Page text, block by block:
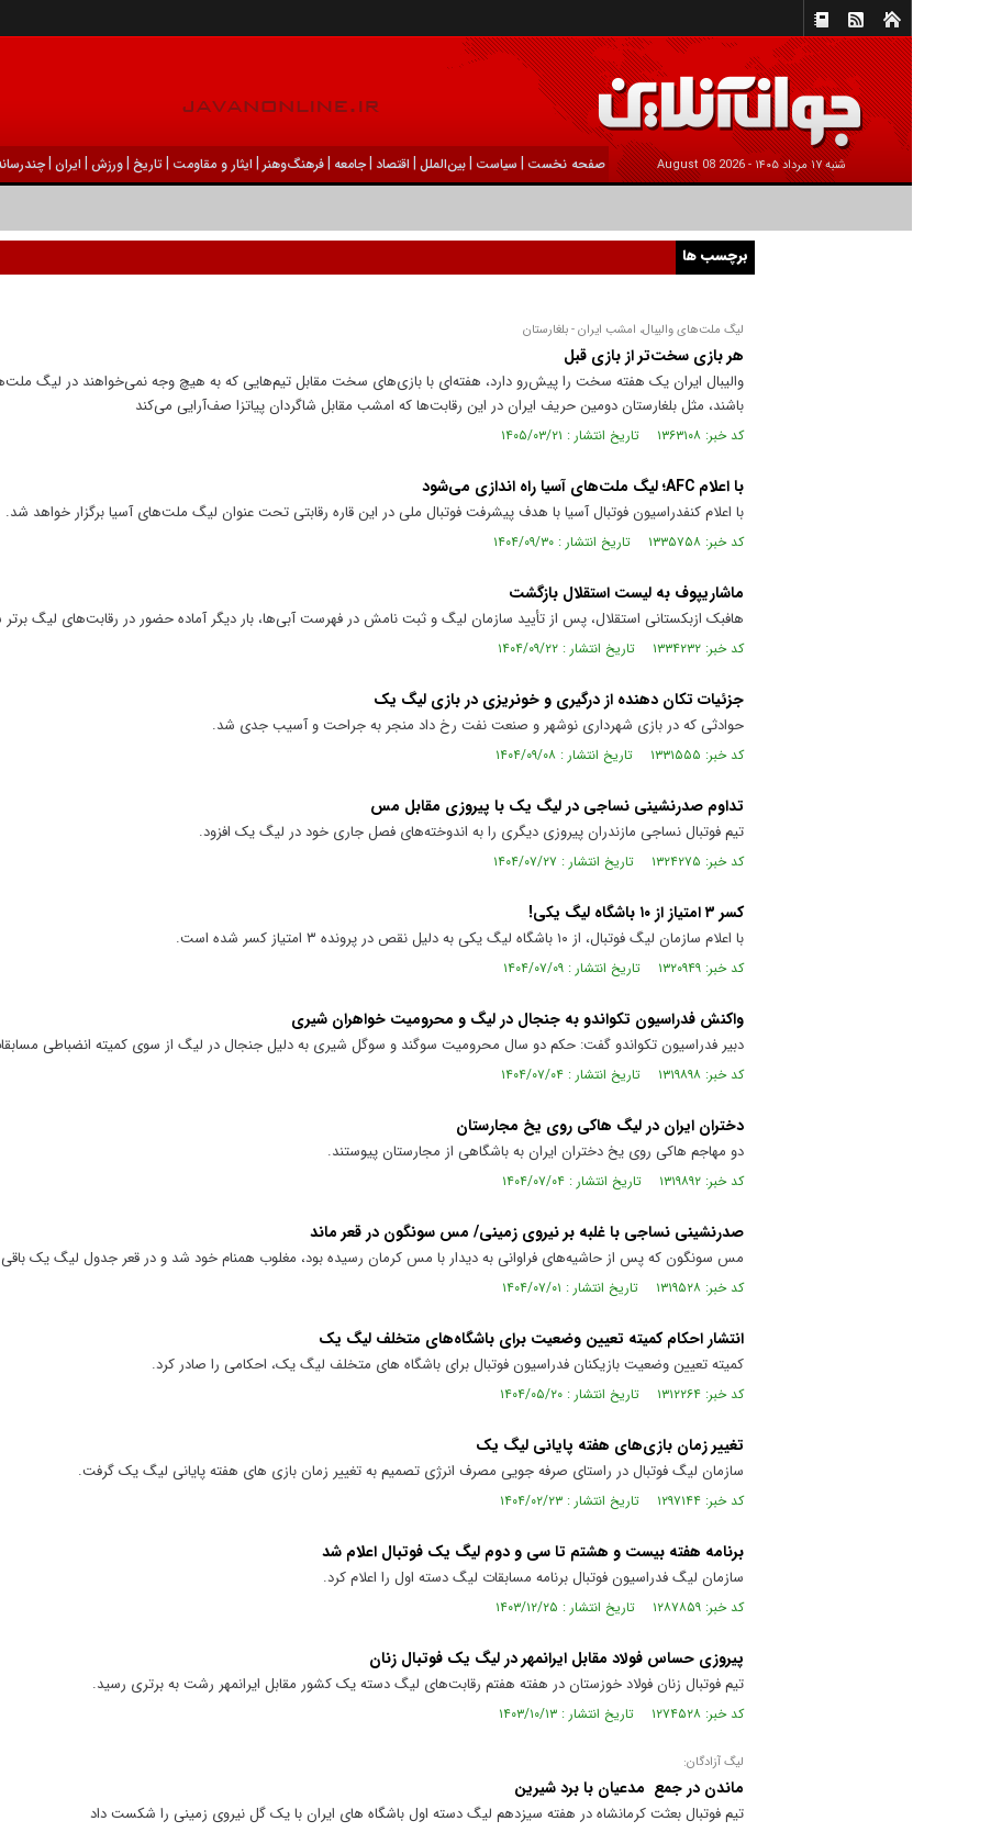
شنبه ۱۷ مرداد ۱۴۰۵ - 2026 August 08 صفحه نخست | سیاست |بين‌الملل | اقتصاد |جامعه |فرهنگ‌و‌هنر | ایثار و مقاومت |تاریخ |ورزش | ايران |
برچسب ها
لیگ ملت‌های والیبال، امشب ایران - بلغارستان
هر بازی سخت‌تر از بازی قبل
والیبال ایران یک هفته سخت را پیش‌رو دارد، هفته‌ای با بازی‌های سخت مقابل تیم‌هایی که به هیچ وجه نمی‌خواهند در لیگ
باشند، مثل بلغارستان دومین حریف ایران در این رقابت‌ها که امشب مقابل شاگردان پیاتزا صف‌آرایی می‌کند
کد خبر: ۱۳۶۳۱۰۸ تاریخ انتشار : ۱۴۰۵/۰۳/۲۱
با اعلام AFC؛ لیگ ملت‌های آسیا راه اندازی می‌شود
با اعلام کنفدراسیون فوتبال آسیا با هدف پیشرفت فوتبال ملی در این قاره رقابتی تحت عنوان لیگ ملت‌های آسیا برگزار خواهد شد.
کد خبر: ۱۳۳۵۷۵۸ تاریخ انتشار : ۱۴۰۴/۰۹/۳۰
ماشاریپوف به لیست استقلال بازگشت
هافبک ازبکستانی استقلال، پس از تأیید سازمان لیگ و ثبت نامش در فهرست آبی‌ها، بار دیگر آماده حضور در رقابت‌های لیگ
کد خبر: ۱۳۳۴۲۳۲ تاریخ انتشار : ۱۴۰۴/۰۹/۲۲
جزئیات تکان دهنده از درگیری و خونریزی در بازی لیگ یک
حوادثی که در بازی شهرداری نوشهر و صنعت نفت رخ داد منجر به جراحت و آسیب جدی شد.
کد خبر: ۱۳۳۱۵۵۵ تاریخ انتشار : ۱۴۰۴/۰۹/۰۸
تداوم صدرنشینی نساجی در لیگ یک با پیروزی مقابل مس
تیم فوتبال نساجی مازندران پیروزی دیگری را به اندوخته‌های فصل جاری خود در لیگ یک افزود.
کد خبر: ۱۳۲۴۲۷۵ تاریخ انتشار : ۱۴۰۴/۰۷/۲۷
کسر ۳ امتیاز از ۱۰ باشگاه لیگ یکی!
با اعلام سازمان لیگ فوتبال، از ۱۰ باشگاه لیگ یکی به دلیل نقص در پرونده ۳ امتیاز کسر شده است.
کد خبر: ۱۳۲۰۹۴۹ تاریخ انتشار : ۱۴۰۴/۰۷/۰۹
واکنش فدراسیون تکواندو به جنجال در لیگ و محرومیت خواهران شیری
دبیر فدراسیون تکواندو گفت: حکم دو سال محرومیت سوگند و سوگل شیری به دلیل جنجال در لیگ از سوی کمیته انضباطی
کد خبر: ۱۳۱۹۸۹۸ تاریخ انتشار : ۱۴۰۴/۰۷/۰۴
دختران ایران در لیگ هاکی روی یخ مجارستان
دو مهاجم هاکی روی یخ دختران ایران به باشگاهی از مجارستان پیوستند.
کد خبر: ۱۳۱۹۸۹۲ تاریخ انتشار : ۱۴۰۴/۰۷/۰۴
صدرنشینی نساجی با غلبه بر نیروی زمینی/ مس سونگون در قعر ماند
مس سونگون که پس از حاشیه‌های فراوانی به دیدار با مس کرمان رسیده بود، مغلوب همنام خود شد و در قعر جدول لیگ یک باقی
کد خبر: ۱۳۱۹۵۲۸ تاریخ انتشار : ۱۴۰۴/۰۷/۰۱
انتشار احکام کمیته تعیین وضعیت برای باشگاه‌های متخلف لیگ یک
کمیته تعیین وضعیت بازیکنان فدراسیون فوتبال برای باشگاه های متخلف لیگ یک، احکامی را صادر کرد.
کد خبر: ۱۳۱۲۲۶۴ تاریخ انتشار : ۱۴۰۴/۰۵/۲۰
تغییر زمان بازی‌های هفته پایانی لیگ یک
سازمان لیگ فوتبال در راستای صرفه جویی مصرف انرژی تصمیم به تغییر زمان بازی های هفته پایانی لیگ یک گرفت.
کد خبر: ۱۲۹۷۱۴۴ تاریخ انتشار : ۱۴۰۴/۰۲/۲۳
برنامه هفته بیست و هشتم تا سی و دوم لیگ یک فوتبال اعلام شد
سازمان لیگ فدراسیون فوتبال برنامه مسابقات لیگ دسته اول را اعلام کرد.
کد خبر: ۱۲۸۷۸۵۹ تاریخ انتشار : ۱۴۰۳/۱۲/۲۵
پیروزی حساس فولاد مقابل ایرانمهر در لیگ یک فوتبال زنان
تیم فوتبال زنان فولاد خوزستان در هفته هفتم رقابت‌های لیگ دسته یک کشور مقابل ایرانمهر رشت به برتری رسید.
کد خبر: ۱۲۷۴۵۲۸ تاریخ انتشار : ۱۴۰۳/۱۰/۱۳
لیگ آزادگان:
ماندن در جمع مدعیان با برد شیرین
تیم فوتبال بعثت کرمانشاه در هفته سیزدهم لیگ دسته اول باشگاه های ایران با یک گل نیروی زمینی را شکست داد